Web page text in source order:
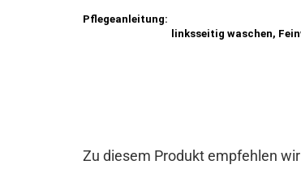
Pflegeanleitung:
linksseitig waschen,
Zu diesem Produkt empfehlen